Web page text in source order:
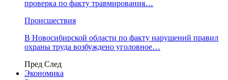
проверка по факту травмирования…
Происшествия
В Новосибирской области по факту нарушений правил
охраны труда возбуждено уголовное…
Пред След
Экономика